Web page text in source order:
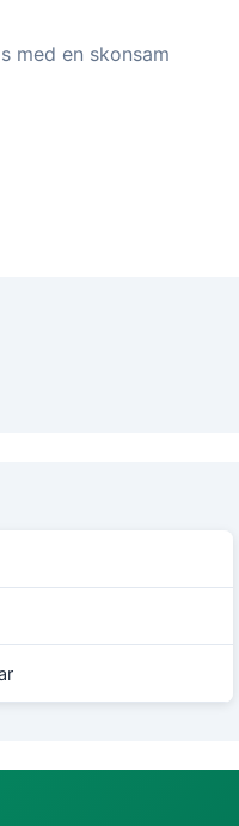
med en skonsam